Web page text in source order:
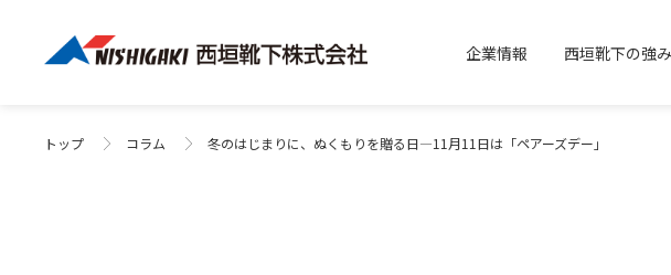
企業情報 西垣靴下の強み
トップ コラム 冬のはじまりに、ぬくもりを贈る日―11月11日は「ペアーズデー」